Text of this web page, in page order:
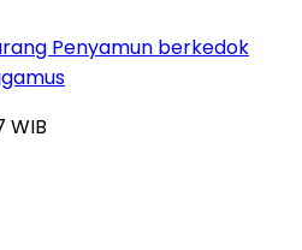
Penyamun berkedok
WIB